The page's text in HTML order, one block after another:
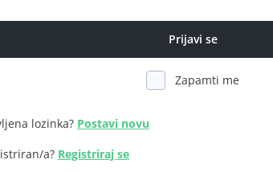
Zapamti me
lozinka? Postavi novu
a? Registriraj se